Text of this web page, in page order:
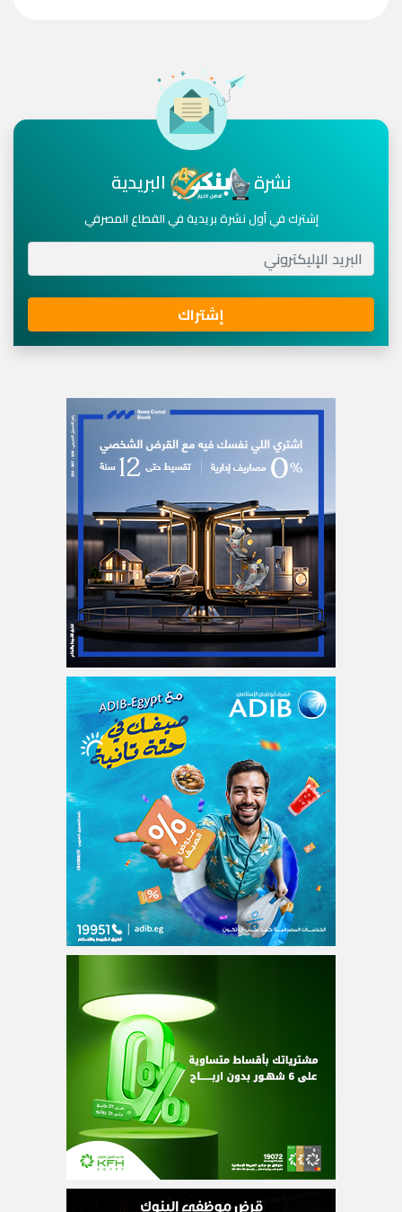
نشرة البريدية
إشترك في أول نشرة بريدية في القطاع المصرفي